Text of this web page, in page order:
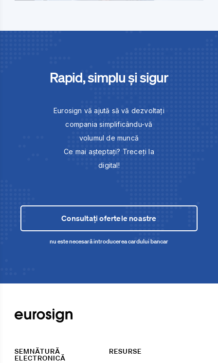
Rapid, simplu și sigur
Eurosign vă ajută să vă dezvoltați
compania simplificându-vă
volumul de muncă
Ce mai așteptați? Treceți la
digital!
Consultați ofertele noastre
nu este necesară introducerea cardului bancar
SEMNĂTURĂ
ELECTRONICĂ
RESURSE